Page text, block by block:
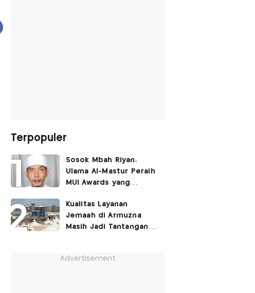
Terpopuler
Sosok Mbah Riyan,
Ulama Al-Mastur Peraih
MUI Awards yang
Tukang Bangunan
Kualitas Layanan
Jemaah di Armuzna
Masih Jadi Tantangan
Advertisement